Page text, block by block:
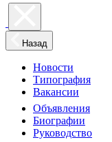
Назад
Новости
Типография
Вакансии
Объявления
Биографии
Руководство